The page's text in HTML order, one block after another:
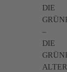
DIE
–
DIE